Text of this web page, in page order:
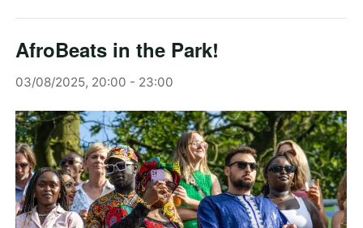
AfroBeats in the Park!
03/08/2025, 20:00 - 23:00